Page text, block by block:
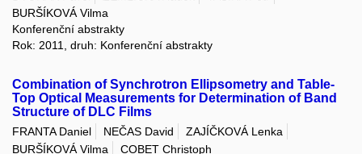
BURŠÍKOVÁ Vilma
Konferenční abstrakty
Rok: 2011, druh: Konferenční abstrakty
Combination of Synchrotron Ellipsometry and Table-
Top Optical Measurements for Determination of Band
Structure of DLC Films
FRANTA Daniel NEČAS David
ZAJÍČKOVÁ Lenka
BURŠÍKOVÁ Vilma
COBET Christoph